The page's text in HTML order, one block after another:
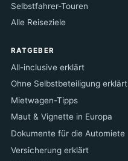
Selbstfahrer-Touren
Alle Reiseziele
RATGEBER
All-inclusive erklärt
Ohne Selbstbeteiligung erklärt
Mietwagen-Tipps
Maut & Vignette in Europa
Dokumente für die Automiete
Versicherung erklärt